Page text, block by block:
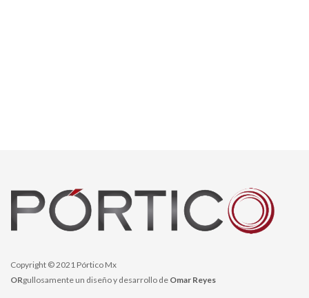
Copyright © 2021 Pórtico Mx
ORgullosamente un diseño y desarrollo de Omar Reyes